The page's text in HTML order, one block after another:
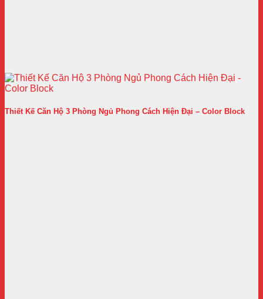
Thiết Kế Căn Hộ 3 Phòng Ngủ Phong Cách Hiện Đại – Color Block